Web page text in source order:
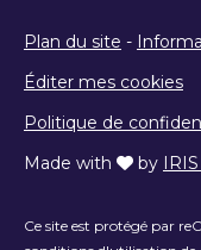
Plan du site -
Éditer mes cookies
Politique de
Made with
by
Ce site est protégé par